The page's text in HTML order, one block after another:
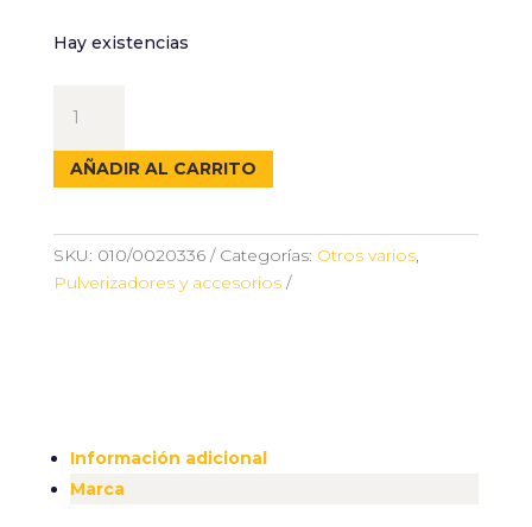
Hay existencias
DE
FONDO
CON
ROSCADA
MACHO
1"
AÑADIR AL CARRITO
SKU: 010/0020336 Categorías: Otros varios,
Pulverizadores y accesorios
Información adicional
Marca
rechaza estas
cookies,
desaparecerán
Al compartir tus
intereses y
comportamiento